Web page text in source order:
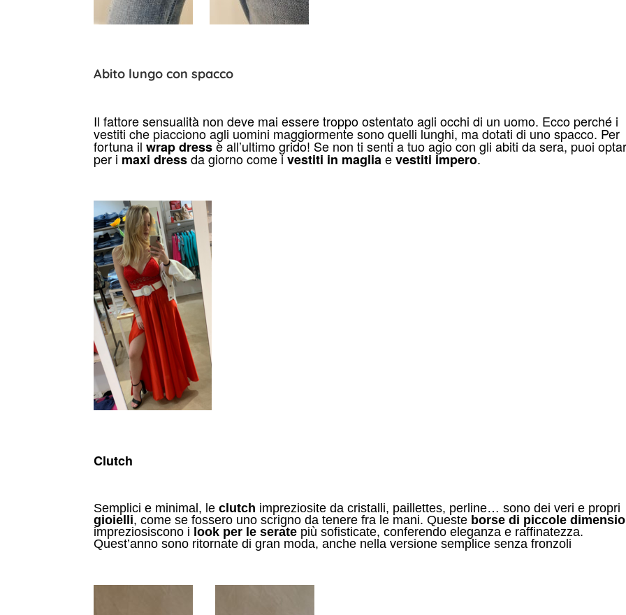
Abito lungo con spacco
Il fattore sensualità non deve mai essere troppo ostentato agli occhi di un uomo. Ecco perché i
vestiti che piacciono agli uomini maggiormente sono quelli lunghi, ma dotati di uno spacco. Per
fortuna il wrap dressè all’ultimo grido! Se non ti senti a tuo agio con gli abiti da sera, puoi
per i maxi dressda giorno come ivestiti in magliaevestiti impero.
Clutch
Semplici e minimal, leclutch impreziosite da cristalli, paillettes, perline… sono dei veri e propri
gioielli, come se fossero uno scrigno da tenere fra le mani. Queste borse di piccole
impreziosiscono i look per le serate più sofisticate, conferendo eleganza e raffinatezza.
Quest’anno sono ritornate di gran moda, anche nella versione semplice senza fronzoli